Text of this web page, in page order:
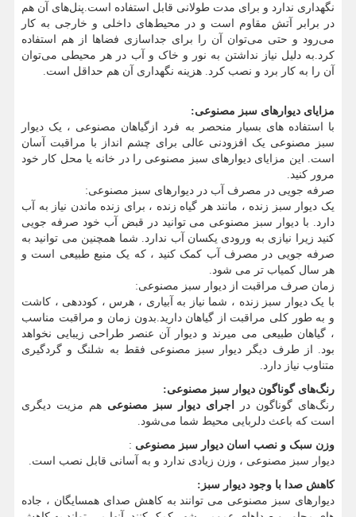
نگهداری ندارد و برای مدت طولانی قابل استفاده است.پنل‌های آن هم
در برابر آتش مقاوم است و در محیط‌های داخلی و خارجی به کار
می‌رود و حتی می‌توان آن را برای جداسازی فضاها از هم استفاده
کرد.به دلیل نیاز نداشتن به نور و خاک و آب در هر محیطی می‌توان
آن را به کار برد و نصب کرد. هزینه نگهداری آن هم حداقل است.
مزایای دیوارهای سبز مصنوعی:
با استفاده های بسیار منحصر به فرد ازگیاهان مصنوعی ، یک دیوار
سبز مصنوعی یک افزودنی عالی برای چشم انداز با مراقبت آسان
است. این مزایای دیوارهای سبز مصنوعی را در خانه یا محل کار خود
مرور کنید.
صرفه جویی در مصرف آب در دیوارهای سبز مصنوعی:
یک دیوار سبز زنده ، مانند هر گیاه زنده ، برای زنده ماندن نیاز به آب
دارد. با دیوار سبز مصنوعی می توانید در قبض آب خود صرفه جویی
کنید زیرا نیازی به ورودی یکسان آب ندارد. شما همچنین می توانید به
صرفه جویی در مصرف آب کمک کنید ، که یک منبع طبیعی است و
هر سال کمیاب تر می شود.
زمان صرف مراقبت از دیوار سبز مصنوعی:
با یک دیوار سبز زنده ، شما نیاز به آبیاری ، هرس ، کوددهی ، کاشت
و به طور کلی مراقبت از گیاهان دارید.بدون زمان و مراقبت مناسب
، گیاهان طبیعی می میرند و دیوار آن عنصر طراحی زیبایی نخواهد
بود. از طرف دیگر دیوار سبز مصنوعی فقط به شلنگ و گردگیری
متناوب نیاز دارد.
رنگ‌های گوناگون دیوار سبز مصنوعی:
رنگ‌های گوناگون در
اجرای دیوار سبز مصنوعی هم مزیت دیگری
است که باعث دلربایی محیط شما می‌شود.
وزن سبک و نصب اسان دیوار سبز مصنوعی :
دیوار سبز مصنوعی ، وزن زیادی ندارد و به آسانی قابل نصب است.
کاهش صدا با وجود دیوار سبز :
دیوارهای سبز مصنوعی می توانند به کاهش صدای همسایگان ، جاده